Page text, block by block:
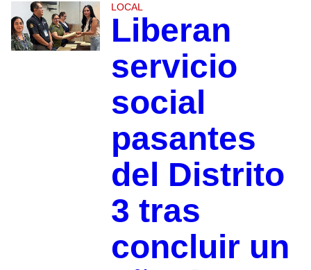
LOCAL
Liberan
servicio
social
pasantes
del Distrito
3 tras
concluir un